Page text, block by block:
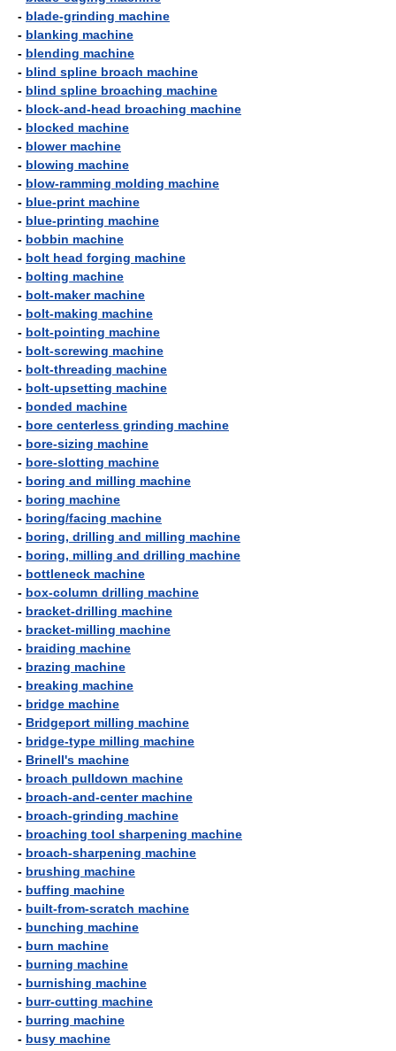
- blade-grinding machine
- blanking machine
- blending machine
- blind spline broach machine
- blind spline broaching machine
- block-and-head broaching machine
- blocked machine
- blower machine
- blowing machine
- blow-ramming molding machine
- blue-print machine
- blue-printing machine
- bobbin machine
- bolt head forging machine
- bolting machine
- bolt-maker machine
- bolt-making machine
- bolt-pointing machine
- bolt-screwing machine
- bolt-threading machine
- bolt-upsetting machine
- bonded machine
- bore centerless grinding machine
- bore-sizing machine
- bore-slotting machine
- boring and milling machine
- boring machine
- boring/facing machine
- boring, drilling and milling machine
- boring, milling and drilling machine
- bottleneck machine
- box-column drilling machine
- bracket-drilling machine
- bracket-milling machine
- braiding machine
- brazing machine
- breaking machine
- bridge machine
- Bridgeport milling machine
- bridge-type milling machine
- Brinell's machine
- broach pulldown machine
- broach-and-center machine
- broach-grinding machine
- broaching tool sharpening machine
- broach-sharpening machine
- brushing machine
- buffing machine
- built-from-scratch machine
- bunching machine
- burn machine
- burning machine
- burnishing machine
- burr-cutting machine
- burring machine
- busy machine